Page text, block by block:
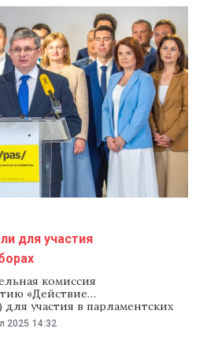
до +35..+39°C, ночью
В северных районах и
для участия
комиссия
«Действие
для участия в парламентских
на заседании
список
2025 14:32